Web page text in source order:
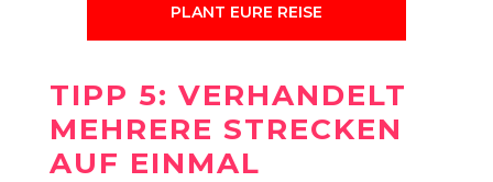
PLANT EURE REISE
TIPP 5: VERHANDELT
MEHRERE STRECKEN
AUF EINMAL